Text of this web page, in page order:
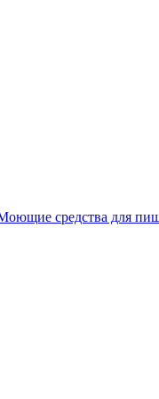
средства для